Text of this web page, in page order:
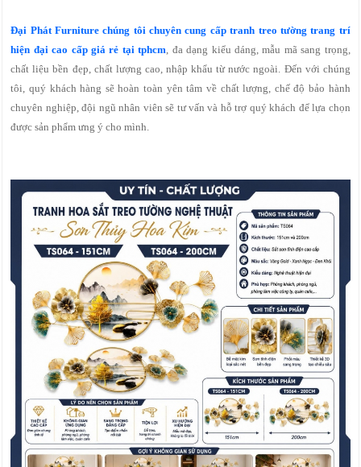
Đại Phát Furniture chúng tôi chuyên cung cấp tranh treo tường trang trí
hiện đại cao cấp giá rẻ tại tphcm, đa dạng kiểu dáng, mẫu mã sang trọng,
chất liệu bền đẹp, chất lượng cao, nhập khẩu từ nước ngoài. Đến với chúng
tôi, quý khách hàng sẽ hoàn toàn yên tâm về chất lượng, chế độ bảo hành
chuyên nghiệp, đội ngũ nhân viên sẽ tư vấn và hỗ trợ quý khách để lựa chọn
được sản phẩm ưng ý cho mình.